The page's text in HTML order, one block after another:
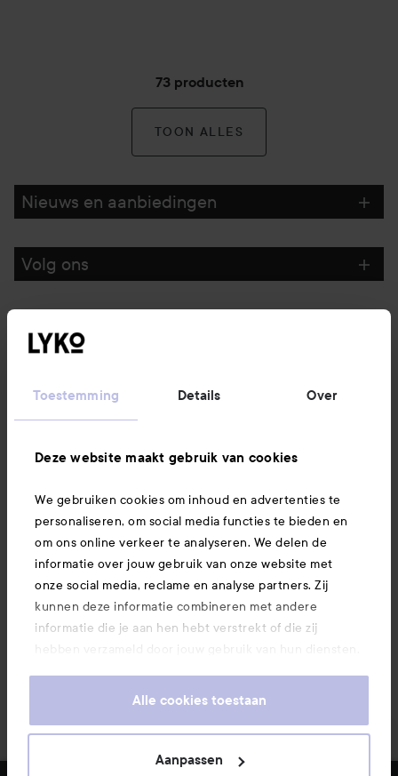
Toestemming Details Over
Deze website maakt gebruik van cookies
We gebruiken cookies om inhoud en advertenties te
personaliseren, om social media functies te bieden en
om ons online verkeer te analyseren. We delen de
informatie over jouw gebruik van onze website met
onze social media, reclame en analyse partners. Zij
kunnen deze informatie combineren met andere
informatie die je aan hen hebt verstrekt of die zij
hebben verzameld door jouw gebruik van hun diensten.
website te blijven gebruiken. Voor meer informatie over
je graag door naar ons cookiebeleid.
Alle cookies toestaan
Aanpassen
73 producten
TOON ALLES
Nieuws en aanbiedingen
Volg ons
Informatie
Ook interessant
Download hier onze app